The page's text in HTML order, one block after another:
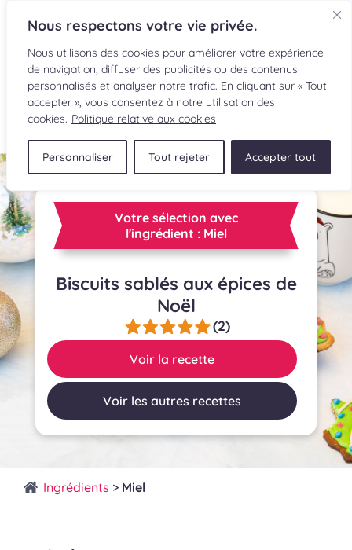
Nous respectons votre vie privée.
Nous utilisons des cookies pour améliorer votre expérience
de navigation, diffuser des publicités ou des contenus
personnalisés et analyser notre trafic. En cliquant sur « Tout
accepter », vous consentez à notre utilisation des
cookies. Politique relative aux cookies
Personnaliser Tout rejeter Accepter tout
EN
RECETTES
INGRÉDIENTS
LECTURES CULINAIRES
SOUMETTRE UNE RECETTE
BOUTIQUE
Votre sélection avec
l'ingrédient : Miel
Biscuits sablés aux épices de
Noël
(2)
Voir la recette
Voir les autres recettes
Ingrédients > Miel